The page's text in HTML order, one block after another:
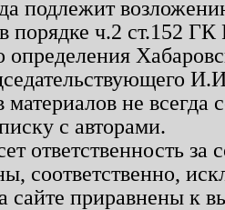
подлежит
порядке ч.2 ст.152
определения
не
с авторами.
ответственность
соответственно,
сайте приравнены к